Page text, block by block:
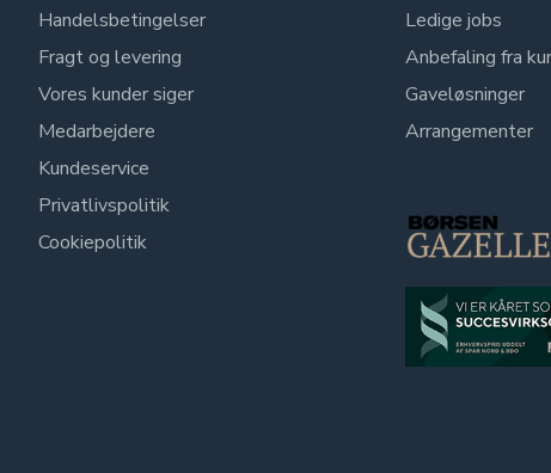
Handelsbetingelser
Fragt og levering
Vores kunder siger
Medarbejdere
Kundeservice
Privatlivspolitik
Cookiepolitik
Ledige jobs
Anbefaling fra
Gaveløsninger
Arrangementer